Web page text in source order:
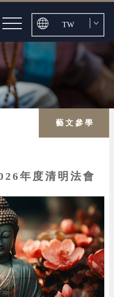
國禪寺
住持
公告
活動
影音
巡禮
之美
景點
相會
迎新春
參學
藝文參學
年度清明法會